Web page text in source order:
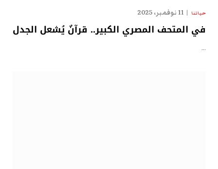
حياتنا 11 نوفمبر، 2025
في المتحف المصري الكبير.. قرآنٌ يُشعل الجدل
…